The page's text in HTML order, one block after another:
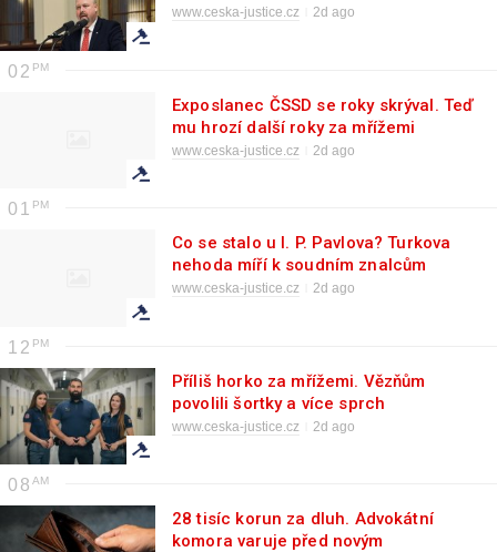
stížnost
www.ceska-justice.cz 2d ago
02
Exposlanec ČSSD se roky skrýval. Teď
mu hrozí další roky za mřížemi
www.ceska-justice.cz 2d ago
01
Co se stalo u I. P. Pavlova? Turkova
nehoda míří k soudním znalcům
www.ceska-justice.cz 2d ago
12
Příliš horko za mřížemi. Vězňům
povolili šortky a více sprch
www.ceska-justice.cz 2d ago
08
28 tisíc korun za dluh. Advokátní
komora varuje před novým